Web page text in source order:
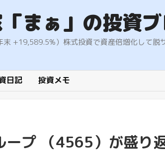
まぁ」の投資
+19,589.5%）株式投資で資産倍増化して脱
日記 投資メモ
ープ （4565）が盛り